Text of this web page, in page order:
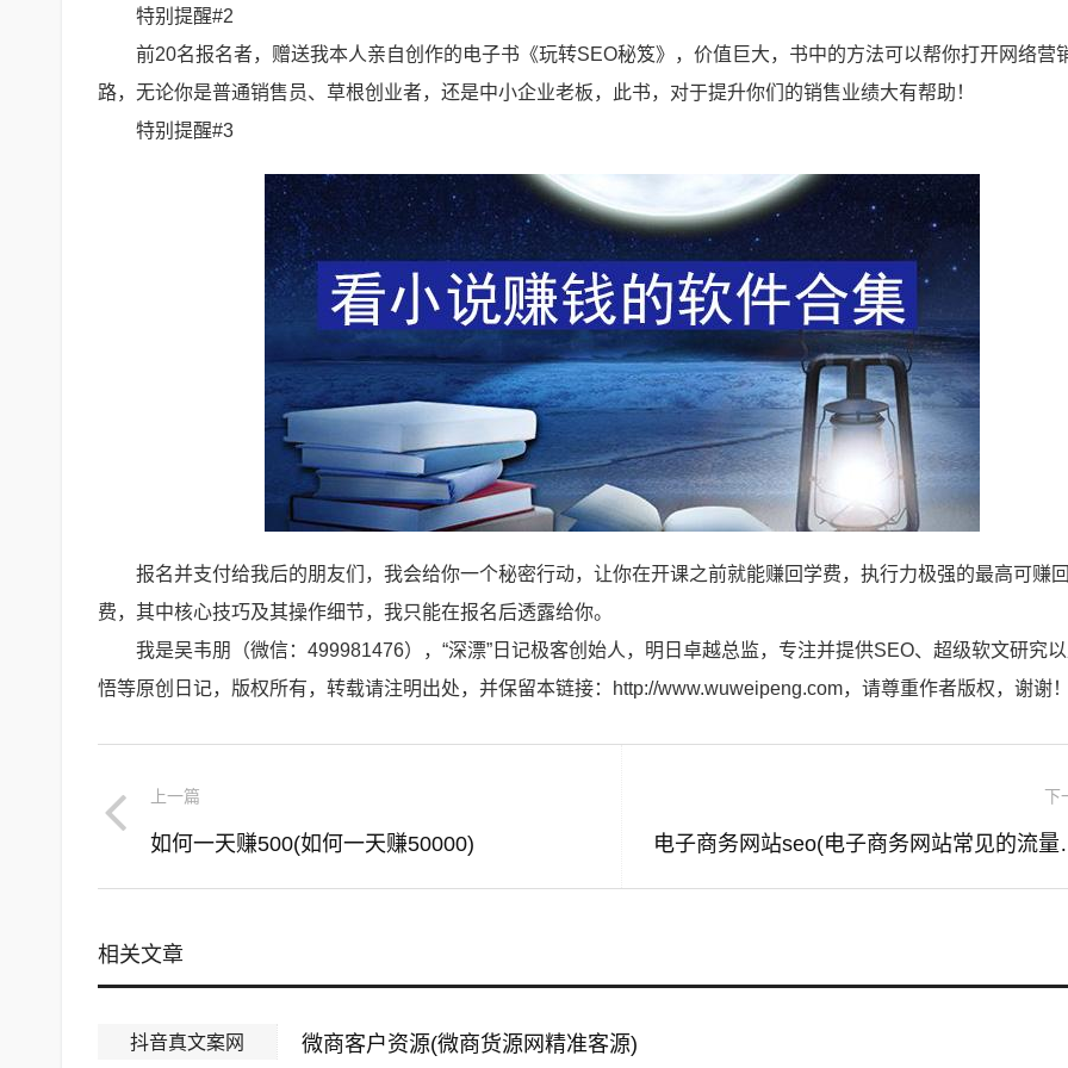
特别提醒#2
前20名报名者，赠送我本人亲自创作的电子书《玩转SEO秘笈》，价值巨大，书中的方法可以帮你打开网络营
路，无论你是普通销售员、草根创业者，还是中小企业老板，此书，对于提升你们的销售业绩大有帮助！
特别提醒#3
报名并支付给我后的朋友们，我会给你一个秘密行动，让你在开课之前就能赚回学费，执行力极强的最高可赚
费，其中核心技巧及其操作细节，我只能在报名后透露给你。
我是吴韦朋（微信：499981476），“深漂”日记极客创始人，明日卓越总监，专注并提供SEO、超级软文研究
悟等原创日记，版权所有，转载请注明出处，并保留本链接：http://www.wuweipeng.com，请尊重作者版权，谢谢
上一篇
如何一天赚500(如何一天赚50000)
下
电子商务
相关文章
抖音真文案网 微商客户资源(微商货源网精准客源)